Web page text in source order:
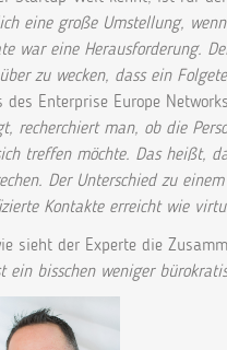
eine große Umstellung,
war eine Herausforderung.
zu wecken, dass ein
des Enterprise Europe
recherchiert man, ob die
treffen möchte. Das heißt,
Der Unterschied zu
Kontakte erreicht wie
sieht der Experte die
ein bisschen weniger